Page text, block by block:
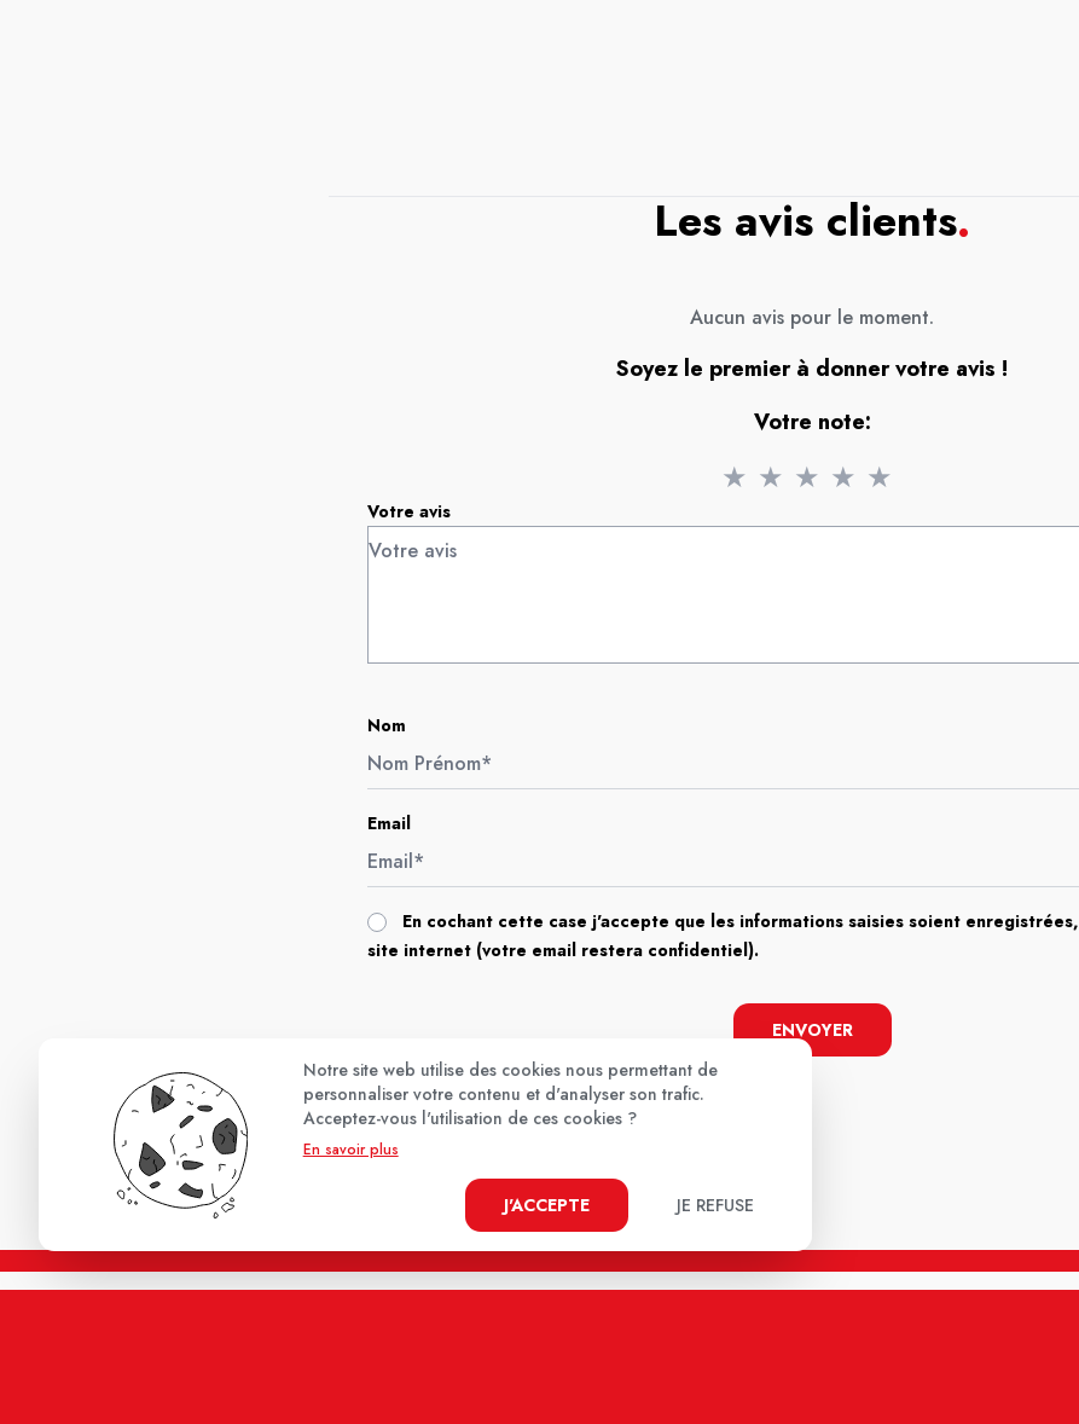
Les avis clients.
Aucun avis pour le moment.
Soyez le premier à donner votre avis !
Votre note:
★ ★ ★ ★ ★
Votre avis
Nom
Email
En cochant cette case j'accepte que les informations saisies soient
site internet (votre email restera confidentiel).
ENVOYER
Notre site web utilise des cookies nous permettant de
personnaliser votre contenu et d'analyser son trafic.
Acceptez-vous l'utilisation de ces cookies ?
En savoir plus
J'ACCEPTE JE REFUSE